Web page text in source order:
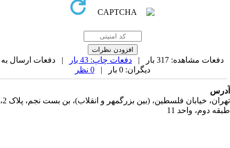
دفعات مشاهده: 317 بار | دفعات چاپ: 43 بار
| دفعات ارسال به
دیگران: 0 بار |
تهران، خیابان فلسطین، (بین بزرگمهر و انقلاب)، بن بست نجم، پلاک 2،
دوم، واحد 11